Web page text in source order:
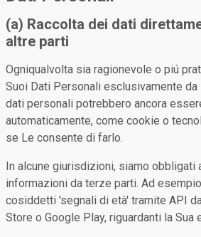
(a) Raccolta dei dati
altre parti
Ogniqualvolta sia ragionevole o piú
Suoi Dati Personali esclusivamente da
dati personali potrebbero ancora
automaticamente, come cookie o
se Le consente di farlo.
In alcune giurisdizioni, siamo obbligati
informazioni da terze parti. Ad
cosiddetti 'segnali di età' tramite API
Store o Google Play, riguardanti la Sua